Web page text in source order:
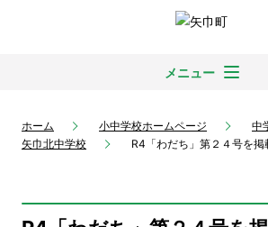
メニュー
ホーム 小中学校ホームページ
中
矢巾北中学校
R4「わだち」第２４号を掲